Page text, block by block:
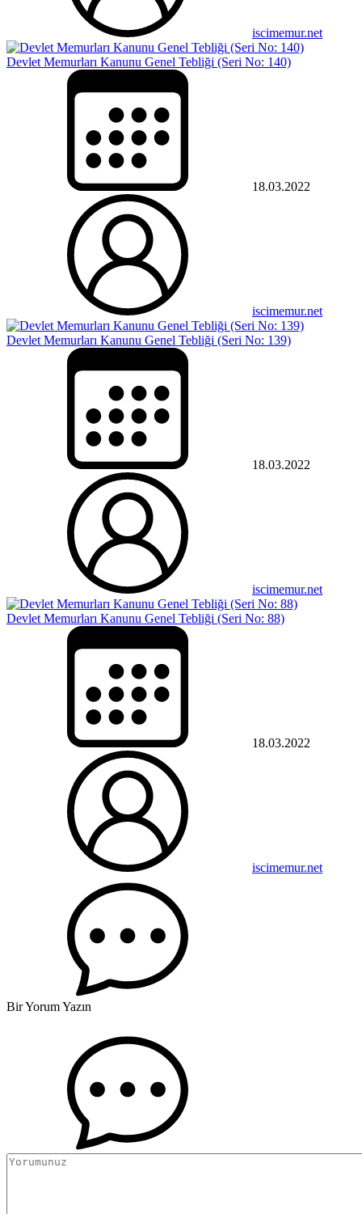
iscimemur.net
Devlet Memurları Kanunu Genel Tebliği (Seri No: 140)
18.03.2022
iscimemur.net
Devlet Memurları Kanunu Genel Tebliği (Seri No: 139)
18.03.2022
iscimemur.net
Devlet Memurları Kanunu Genel Tebliği (Seri No: 88)
18.03.2022
iscimemur.net
Bir Yorum Yazın